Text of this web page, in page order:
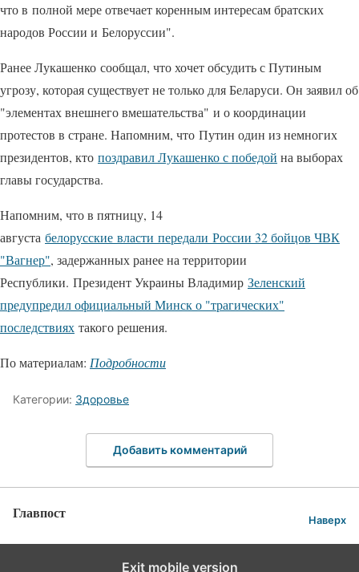
что в полной мере отвечает коренным интересам братских
народов России и Белоруссии".
Ранее Лукашенко сообщал, что хочет обсудить с Путиным
угрозу, которая существует не только для Беларуси. Он заявил об
"элементах внешнего вмешательства" и о координации
протестов в стране. Напомним, что Путин один из немногих
президентов, кто поздравил Лукашенко с победой на выборах
главы государства.
Напомним, что в пятницу, 14
августа белорусские власти передали России 32 бойцов ЧВК
"Вагнер", задержанных ранее на территории
Республики. Президент Украины Владимир Зеленский
предупредил официальный Минск о "трагических"
последствиях такого решения.
По материалам: Подробности
Категории: Здоровье
Добавить комментарий
Главпост Наверх
Exit mobile version